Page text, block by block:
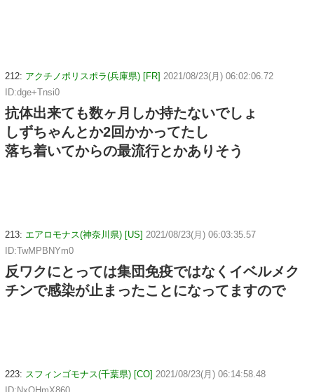
212: アクチノポリスポラ(兵庫県) [FR] 2021/08/23(月) 06:02:06.72
ID:dge+Tnsi0
抗体出来ても数ヶ月しか持たないでしょ
しずちゃんとか2回かかってたし
落ち着いてからの最流行とかありそう
213: エアロモナス(神奈川県) [US] 2021/08/23(月) 06:03:35.57
ID:TwMPBNYm0
反ワクにとっては集団免疫ではなくイベルメク
チンで感染が止まったことになってますので
223: スフィンゴモナス(千葉県) [CO] 2021/08/23(月) 06:14:58.48